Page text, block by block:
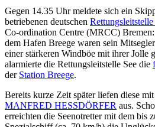
Gegen 14.35 Uhr meldete sich ein
betriebenen deutschen Rettungsleitstelle
Co-ordination Centre (MRCC)
dem Hafen Breege waren sein
einer stärkeren Windböe mit ihrer Jolle
alarmierte die Rettungsleitstelle See die
der Station Breege.
Bereits kurze Zeit später liefen diese
MANFRED HESSDÖRFER aus.
erreichten die Seenotretter mit dem bis